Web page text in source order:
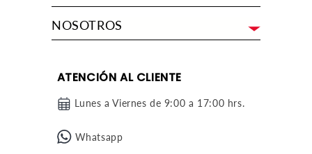
NOSOTROS
ATENCIÓN AL CLIENTE
Lunes a Viernes de 9:00 a 17:00 hrs.
Whatsapp